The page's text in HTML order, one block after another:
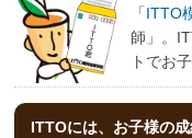
「ITTO
師」。
トでお
ITTOには、お子様の